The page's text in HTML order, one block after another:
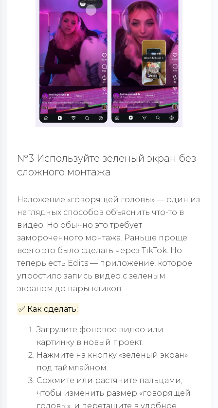
№3 Используйте зеленый экран без
сложного монтажа
Наложение «говорящей головы» — один из
наглядных способов объяснить что-то в
видео. Но обычно это требует
замороченного монтажа. Раньше проще
всего это было сделать через TikTok. Но
теперь есть Edits — приложение, которое
упростило запись видео с зеленым
экраном до пары кликов.
✅ Как сделать:
Загрузите фоновое видео или
картинку в новый проект.
Нажмите на кнопку «зеленый экран»
под таймлайном.
Сожмите или растяните пальцами,
чтобы изменить размер «говорящей
головы», и перетащите в удобное